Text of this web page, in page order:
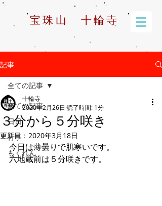
宝珠山 十輪寺
記事
全ての記事
日日
行事
もくれん
全ての記事
３分から５分咲き
十輪寺
2020年2月26日 読了時間: 1分
更新日： 2020年3月18日
今日は薄曇りで肌寒いです。
六地蔵前は５分咲きです。